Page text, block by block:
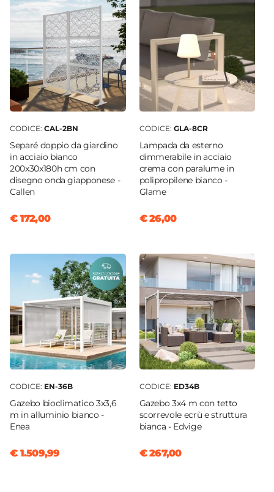
CODICE: CAL-2BN
Separé doppio da giardino
in acciaio bianco
200x30x180h cm con
disegno onda giapponese -
Callen
€ 172,00
CODICE: GLA-8CR
Lampada da esterno
dimmerabile in acciaio
crema con paralume in
polipropilene bianco -
Glame
€ 26,00
CODICE: EN-36B
Gazebo bioclimatico 3x3,6
m in alluminio bianco -
Enea
€ 1.509,99
CODICE: ED34B
Gazebo 3x4 m con tetto
scorrevole ecrù e struttura
bianca - Edvige
€ 267,00